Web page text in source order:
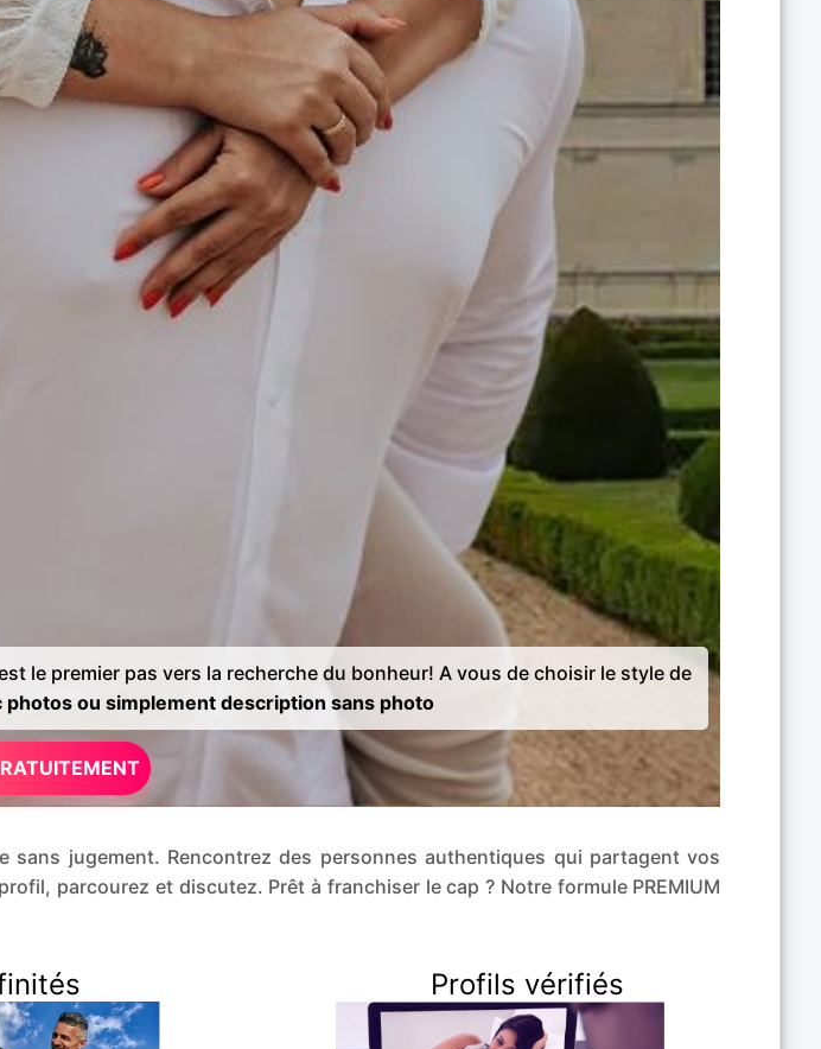
le premier pas vers la recherche du bonheur! A vous de choisir le style de
photos ou simplement description sans photo
jugement. Rencontrez des personnes authentiques qui partagent vos
parcourez et discutez. Prêt à franchiser le cap ? Notre formule PREMIUM
Profils vérifiés